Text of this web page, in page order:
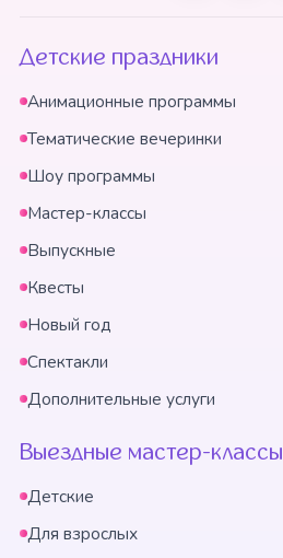
Детские праздники
Анимационные программы
Тематические вечеринки
Шоу программы
Мастер-классы
Выпускные
Квесты
Новый год
Спектакли
Дополнительные услуги
Выездные мастер-классы
Детские
Для взрослых